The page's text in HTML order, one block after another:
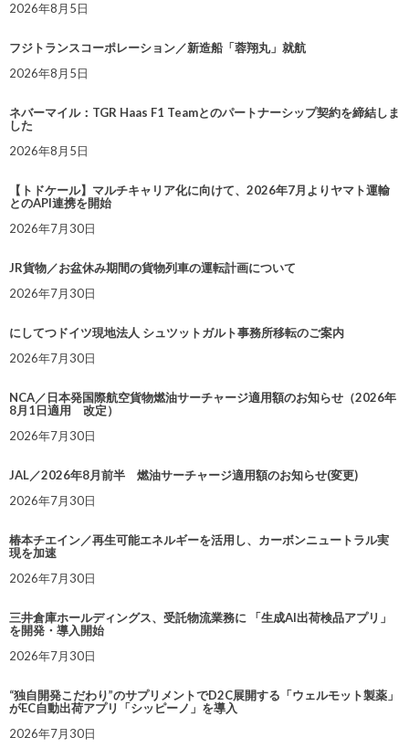
2026年8月5日
フジトランスコーポレーション／新造船「蓉翔丸」就航
2026年8月5日
ネバーマイル：TGR Haas F1 Teamとのパートナーシップ契約を締結しま
した
2026年8月5日
【トドケール】マルチキャリア化に向けて、2026年7月よりヤマト運輸
とのAPI連携を開始
2026年7月30日
JR貨物／お盆休み期間の貨物列車の運転計画について
2026年7月30日
にしてつドイツ現地法人 シュツットガルト事務所移転のご案内
2026年7月30日
NCA／日本発国際航空貨物燃油サーチャージ適用額のお知らせ（2026年
8月1日適用 改定）
2026年7月30日
JAL／2026年8月前半 燃油サーチャージ適用額のお知らせ(変更)
2026年7月30日
椿本チエイン／再生可能エネルギーを活用し、カーボンニュートラル実
現を加速
2026年7月30日
三井倉庫ホールディングス、受託物流業務に 「生成AI出荷検品アプリ」
を開発・導入開始
2026年7月30日
“独自開発こだわり”のサプリメントでD2C展開する「ウェルモット製薬」
がEC自動出荷アプリ「シッピーノ」を導入
2026年7月30日